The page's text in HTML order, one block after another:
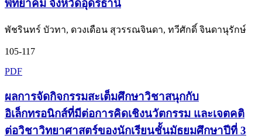
พิทยาคม จังหวัดอุดรธานี
พัชรินทร์ บัวทา, ดวงเดือน สุวรรณจินดา, ทวีศักดิ์ จินดานุรักษ์
105-117
PDF
ผลการจัดกิจกรรมสะเต็มศึกษาวิชาสนุกกับ
อิเล็กทรอนิกส์ที่มีต่อการคิดเชิงนวัตกรรม และเจตคติ
ต่อวิชาวิทยาศาสตร์ของนักเรียนชั้นมัธยมศึกษาปีที่ 3